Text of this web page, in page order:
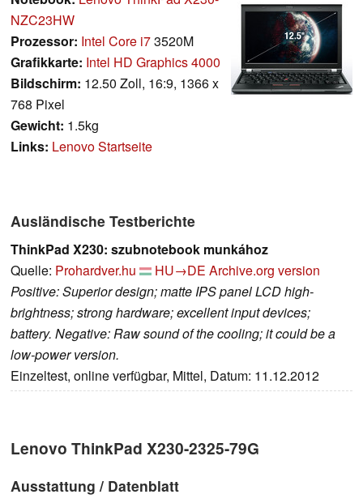
NZC23HW
Prozessor: Intel Core i73520M
Grafikkarte: Intel HD Graphics 4000
Bildschirm: 12.50 Zoll, 16:9, 1366 x
768 Pixel
Gewicht: 1.5kg
Links: Lenovo Startseite
Ausländische Testberichte
ThinkPad X230: szubnotebook munkához
Quelle: Prohardver.hu HU→DE Archive.org version
Positive: Superior design; matte IPS panel LCD high-
brightness; strong hardware; excellent input devices;
battery. Negative: Raw sound of the cooling; it could be a
low-power version.
Einzeltest, online verfügbar, Mittel, Datum: 11.12.2012
Lenovo ThinkPad X230-2325-79G
Ausstattung / Datenblatt